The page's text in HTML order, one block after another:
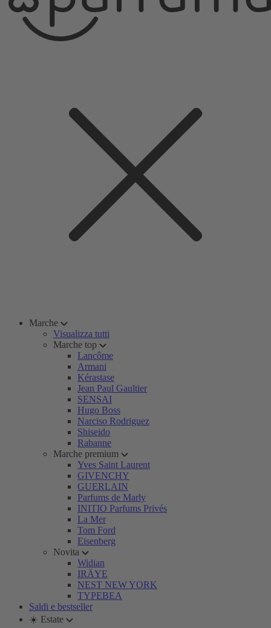
Marche
Visualizza tutti
Marche top
Lancôme
Armani
Kérastase
Jean Paul Gaultier
SENSAI
Hugo Boss
Narciso Rodriguez
Shiseido
Rabanne
Marche premium
Yves Saint Laurent
GIVENCHY
GUERLAIN
Parfums de Marly
INITIO Parfums Privés
La Mer
Tom Ford
Eisenberg
Novita
Widian
IRÄYE
NEST NEW YORK
TYPEBEA
Saldi e bestseller
☀️ Estate